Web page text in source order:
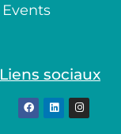
Events
Liens sociaux